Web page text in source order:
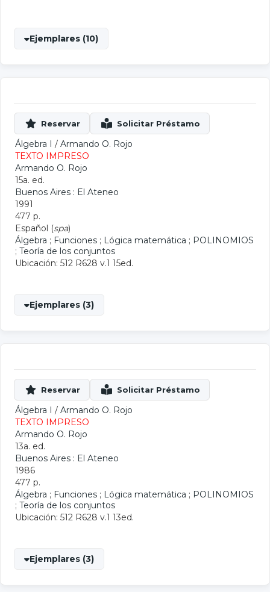
Ejemplares (10)
Álgebra I / Armando O. Rojo
TEXTO IMPRESO
Armando O. Rojo
15a. ed.
Buenos Aires : El Ateneo
1991
477 p.
Español (spa)
Álgebra ; Funciones ; Lógica matemática ; POLINOMIOS
; Teoría de los conjuntos
Ubicación: 512 R628 v.1 15ed.
Ejemplares (3)
Álgebra I / Armando O. Rojo
TEXTO IMPRESO
Armando O. Rojo
13a. ed.
Buenos Aires : El Ateneo
1986
477 p.
Álgebra ; Funciones ; Lógica matemática ; POLINOMIOS
; Teoría de los conjuntos
Ubicación: 512 R628 v.1 13ed.
Ejemplares (3)